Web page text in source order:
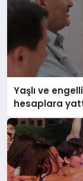
Yaşlı ve
hesaplara